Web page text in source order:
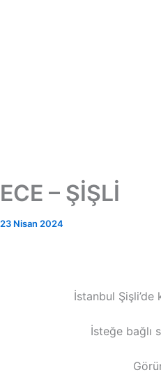
ECE – ŞİŞLİ
23 Nisan 2024
İstanbul
İsteğe bağlı